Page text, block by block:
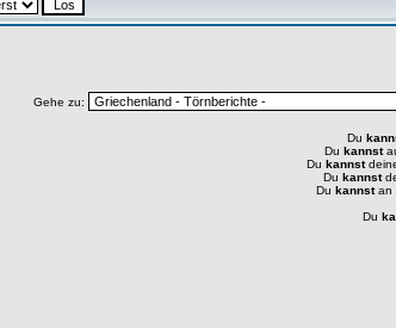
Gehe zu:
Du
Du kannst
Du kannst
Du kannst
Du kannstan
Du